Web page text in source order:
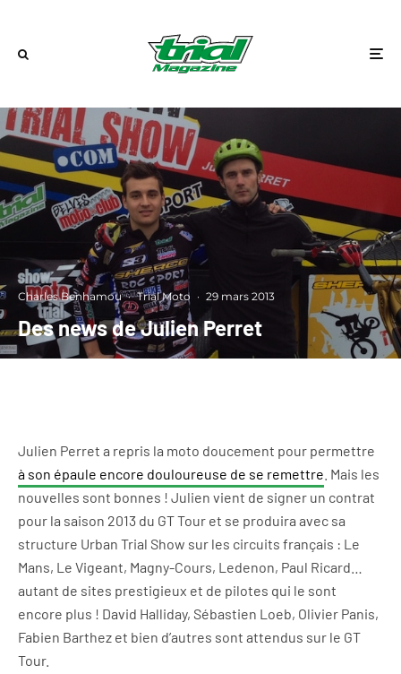
Charles Benhamou · Trial Moto · 29 mars 2013
Des news de Julien Perret
Julien Perret a repris la moto doucement pour permettre
à son épaule encore douloureuse de se remettre . Mais les
nouvelles sont bonnes ! Julien vient de signer un contrat
pour la saison 2013 du GT Tour et se produira avec sa
structure Urban Trial Show sur les circuits français : Le
Mans, Le Vigeant, Magny-Cours, Ledenon, Paul Ricard…
autant de sites prestigieux et de pilotes qui le sont
encore plus ! David Halliday, Sébastien Loeb, Olivier Panis,
Fabien Barthez et bien d’autres sont attendus sur le GT
Tour.